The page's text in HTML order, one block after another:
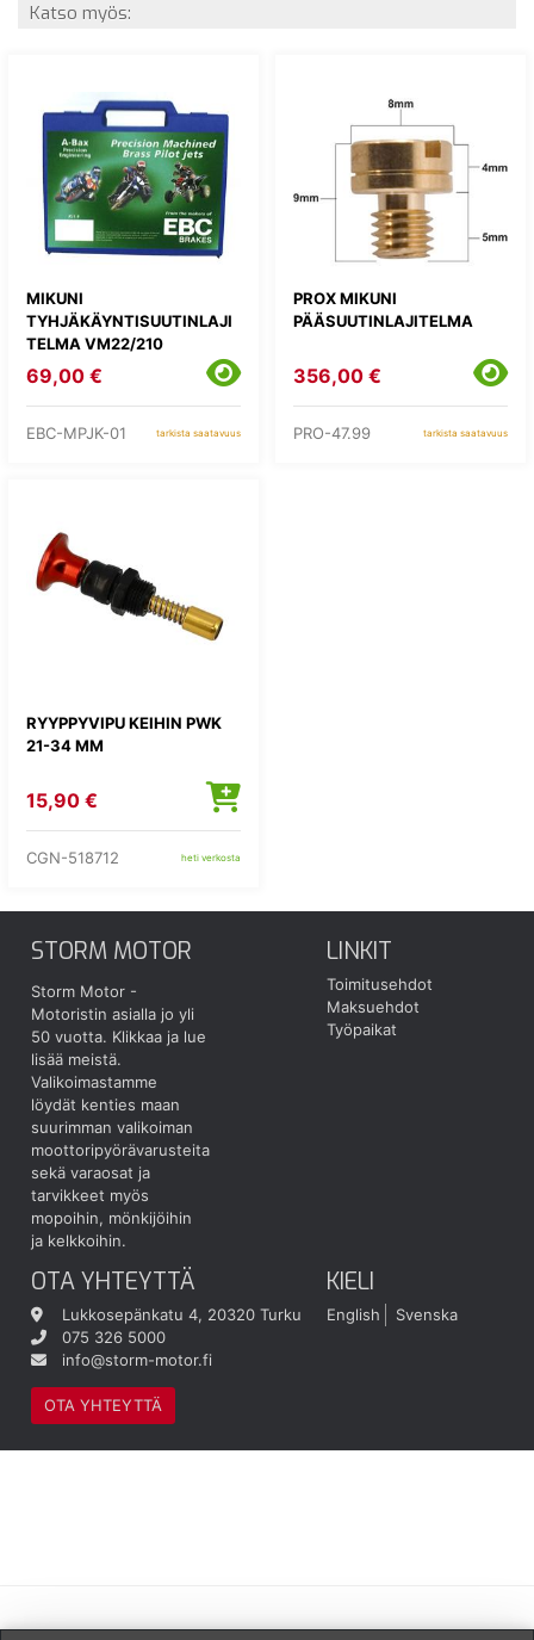
Katso myös:
MIKUNI
TYHJÄKÄYNTISUUTINLAJI
TELMA VM22/210
69,00 €
EBC-MPJK-01 tarkista saatavuus
PROX MIKUNI
PÄÄSUUTINLAJITELMA
356,00 €
PRO-47.99 tarkista saatavuus
RYYPPYVIPU KEIHIN PWK
21-34 MM
15,90 €
CGN-518712 heti verkosta
STORM MOTOR
Storm Motor -
Motoristin asialla jo yli
50 vuotta. Klikkaa ja lue
lisää meistä.
Valikoimastamme
löydät kenties maan
suurimman valikoiman
moottoripyörävarusteita
sekä varaosat ja
tarvikkeet myös
mopoihin, mönkijöihin
ja kelkkoihin.
LINKIT
Toimitusehdot
Maksuehdot
Työpaikat
OTA YHTEYTTÄ
Lukkosepänkatu 4, 20320 Turku
075 326 5000
info@storm-motor.fi
OTA YHTEYTTÄ
KIELI
English Svenska